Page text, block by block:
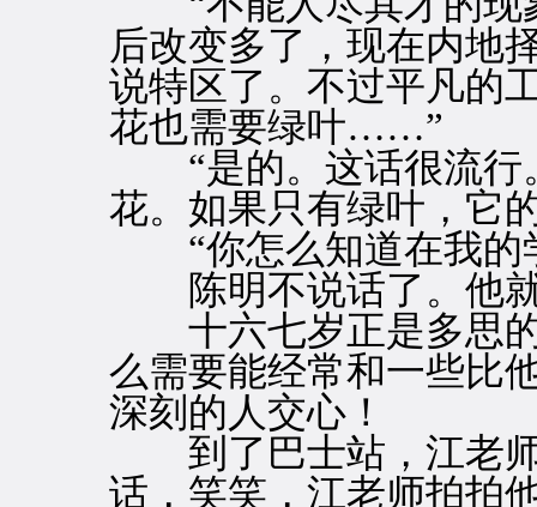
后改变多了，现在内地
说特区了。不过平凡的
花也需要绿叶……”
“是的。这话很流行
花。如果只有绿叶，它
“你怎么知道在我的
陈明不说话了。他就
十六七岁正是多思的
么需要能经常和一些比
深刻的人交心！
到了巴士站，江老师
话，笑笑，江老师拍拍